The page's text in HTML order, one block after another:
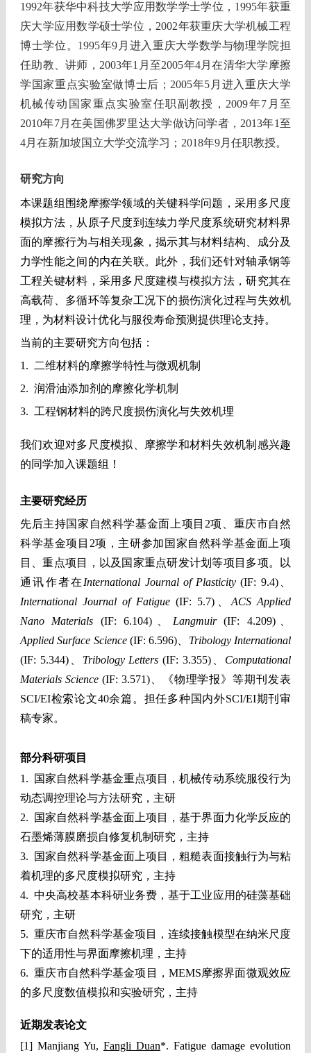
1992年获华中科技大学应用数学学士学位，1995年获重
庆大学应用数学硕士学位，2002年获重庆大学机械工程
博士学位。1995年9月进入重庆大学数学与物理学院担
任助教、讲师，2003年1月至2005年4月在清华大学摩擦
学国家重点实验室做博士后；2005年5月进入重庆大学
机械传动国家重点实验室任职副教授，2009年7月至
2010年7月在美国佛罗里达大学做访问学者，2013年1至
4月在新加坡国立大学交流学习；2018年9月任职教授。
研究方向
本课题组围绕摩擦学领域的关键科学问题，采用多尺度
模拟方法，从原子尺度到连续力学尺度系统研究材料界
面的摩擦行为与相关现象，揭示其与材料结构、成分及
力学性能之间的内在关联。此外，我们还针对轴承钢等
工程关键材料， 采用多尺度建模与模拟方法，研究其在
高载荷、多循环等复杂工况下的损伤演化过程与失效机
理，为材料设计优化与服役寿命预测提供理论支持。
当前的主要研究方向包括：
1.
二维材料的摩擦学特性与微观机制
2. 润滑油添加剂的摩擦化学机制
3. 工程钢材料的跨尺度损伤演化与失效机理
我们欢迎对多尺度模拟、摩擦学和材料失效机制感兴趣
的同学加入课题组！
主要研究经历
先后主持国家自然科学基金面上项目2项、重庆市自然
科学基金项目2项，主研参加国家自然科学基金面上项
目、重点项目，以及国家重点研发计划等项目多项。以
通讯作者在 International Journal of Plasticity (IF: 9.4)、
International Journal of Fatigue(IF: 5.7)、ACS Applied
Nano Materials (IF: 6.104)、 Langmuir(IF: 4.209)、
Applied Surface Science(IF: 6.596)、 Tribology International
(IF: 5.344)、 Tribology Letters (IF: 3.355)、 Computational
Materials Science(IF: 3.571)、《物理学报》等期刊发表
SCI/EI检索论文40余篇。担任多种国内外SCI/EI期刊审
稿专家。
部分科研项目
1. 国家自然科学基金重点项目，机械传动系统服役行为
动态调控理论与方法研究，主研
2. 国家自然科学基金面上项目，基于界面力化学反应的
石墨烯薄膜磨损自修复机制研究，主持
3. 国家自然科学基金面上项目，粗糙表面接触行为与粘
着机理的多尺度模拟研究，主持
4. 中央高校基本科研业务费，基于工业应用的硅藻基础
研究，主研
5. 重庆市自然科学基金项目，连续接触模型在纳米尺度
下的适用性与界面摩擦机理，主持
6. 重庆市自然科学基金项目，MEMS摩擦界面微观效应
的多尺度数值模拟和实验研究，主持
近期发表论文
[1] Manjiang Yu, Fangli Duan*. Fatigue damage evolution